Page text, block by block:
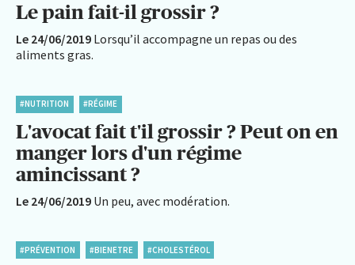
Le pain fait-il grossir ?
Le 24/06/2019 Lorsqu’il accompagne un repas ou des
aliments gras.
#NUTRITION #RÉGIME
L'avocat fait t'il grossir ? Peut on en
manger lors d'un régime
amincissant ?
Le 24/06/2019 Un peu, avec modération.
#PRÉVENTION #BIENETRE #CHOLESTÉROL